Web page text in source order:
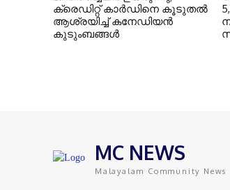
ക്രെഡിറ്റ് കാർഡിനെ കൂടുതൽ
ആശ്രയിച്ച് കനേഡിയൻ
കുടുംബങ്ങൾ
MC NEWS
Malayalam Community News